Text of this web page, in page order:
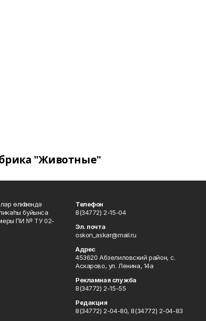
"Животные"
өлкәһендә
буйынса
ПИ № ТУ 02-
Телефон
8(34772) 2-15-04
Эл. почта
oskon_askar@mail.ru
Адрес
453620 Абзелиловский район, с.
Аскарово, ул. Ленина, 14а
Рекламная служба
8(34772) 2-15-55
Редакция
8(34772) 2-04-80, 8(34772) 2-04-83